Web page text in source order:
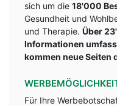
sich um die 18'000
Gesundheit und
und Therapie. Über
Informationen
kommen neue Seiten
Für Ihre